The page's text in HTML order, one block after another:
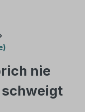
nie
schweigt